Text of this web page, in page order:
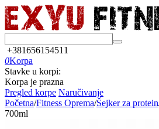
+381656154511
0Korpa
Stavke u korpi:
Korpa je prazna
Pregled korpe Naručivanje
Početna/Fitness Oprema/Šejker za protein
700ml